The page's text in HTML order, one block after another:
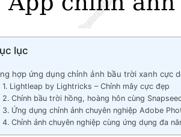
lục
hợp ứng dụng chỉnh ảnh bầu trời xanh cực
1. Lightleap by Lightricks – Chỉnh mây cực đẹp
2. Chỉnh bầu trời hồng, hoàng hôn cùng
3. Ứng dụng chỉnh ảnh chuyên nghiệp Adobe
4. Chỉnh ảnh chuyên nghiệp cùng ứng dụng đa